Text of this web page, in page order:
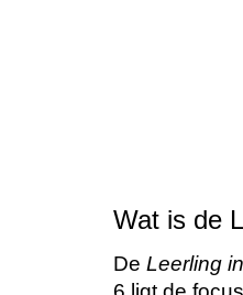
Wat is de
De Leerling